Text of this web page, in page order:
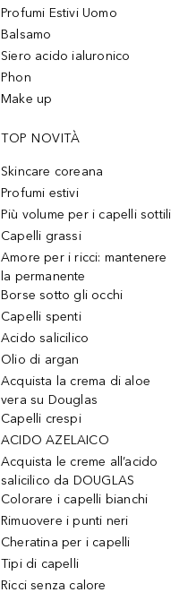
Profumi Estivi Uomo
Balsamo
Siero acido ialuronico
Phon
Make up
TOP NOVITÀ
Skincare coreana
Profumi estivi
Più volume per i capelli sottili
Capelli grassi
Amore per i ricci: mantenere
la permanente
Borse sotto gli occhi
Capelli spenti
Acido salicilico
Olio di argan
Acquista la crema di aloe
vera su Douglas
Capelli crespi
ACIDO AZELAICO
Acquista le creme all’acido
salicilico da DOUGLAS
Colorare i capelli bianchi
Rimuovere i punti neri
Cheratina per i capelli
Tipi di capelli
Ricci senza calore